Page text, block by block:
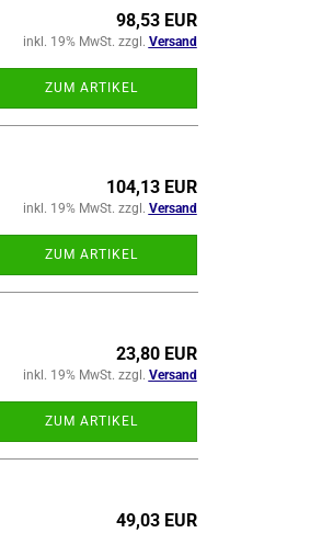
98,53 EUR
inkl. 19% MwSt. zzgl. Versand
ZUM ARTIKEL
104,13 EUR
inkl. 19% MwSt. zzgl. Versand
ZUM ARTIKEL
23,80 EUR
inkl. 19% MwSt. zzgl. Versand
ZUM ARTIKEL
49,03 EUR